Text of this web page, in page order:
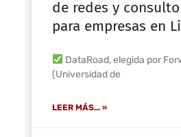
de redes y
para empresas en
DataRoad, elegida por
(Universidad de
LEER MÁS... »